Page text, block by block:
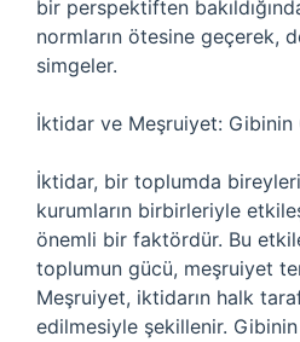
bir perspektiften
normların ötesine geçerek,
simgeler.
İktidar ve Meşruiyet: Gibinin
İktidar, bir toplumda
kurumların birbirleriyle
önemli bir faktördür. Bu
toplumun gücü, meşruiyet
Meşruiyet, iktidarın halk
edilmesiyle şekillenir. Gibinin